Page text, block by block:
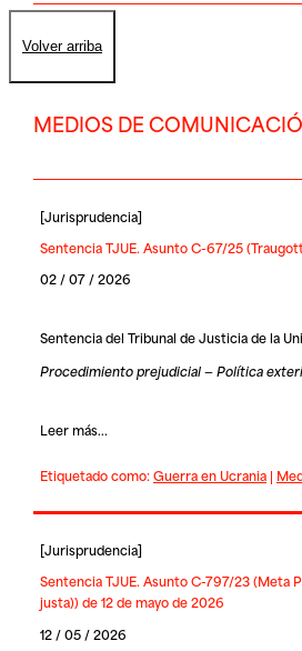
Volver arriba
MEDIOS DE
[Jurisprudencia]
Sentencia TJUE. Asunto C-67/25
02 / 07 / 2026
Sentencia del Tribunal de Justicia de la
Procedimiento prejudicial — Política
Leer más...
Etiquetado como:Guerra en Ucrania|
[Jurisprudencia]
Sentencia TJUE. Asunto C-797/23 (Meta
justa)) de 12 de mayo de 2026
12 / 05 / 2026